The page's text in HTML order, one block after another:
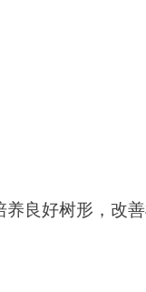
良好树形，改